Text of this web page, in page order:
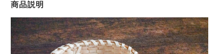
商品説明